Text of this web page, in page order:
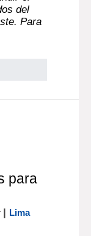
2010
el
Para